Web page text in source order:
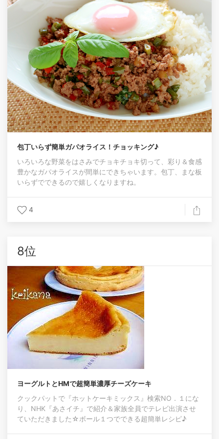
包丁いらず簡単ガパオライス！チョッキング♪
いろいろな野菜をはさみでチョキチョキ切って、彩り＆食感
豊かなガパオライスが間単にできちゃいます。包丁、まな板
いらずでできるので嬉しくなりますね。
4
8位
ヨーグルトとHMで超簡単濃厚チーズケーキ
クックパットで『ホットケーキミックス』検索NO．１にな
り、NHK『あさイチ』で紹介＆家族全員でテレビ出演させ
ていただきました☆ボール１つでできる超簡単レシピ♪